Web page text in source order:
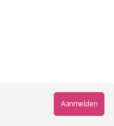
Aanmelden